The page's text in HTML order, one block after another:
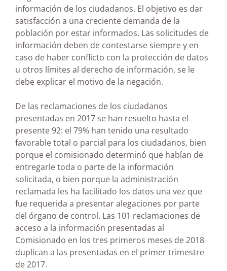
información de los ciudadanos. El objetivo es dar
satisfacción a una creciente demanda de la
población por estar informados. Las solicitudes de
información deben de contestarse siempre y en
caso de haber conflicto con la protección de datos
u otros límites al derecho de información, se le
debe explicar el motivo de la negación.
De las reclamaciones de los ciudadanos
presentadas en 2017 se han resuelto hasta el
presente 92: el 79% han tenido una resultado
favorable total o parcial para los ciudadanos, bien
porque el comisionado determinó que habían de
entregarle toda o parte de la información
solicitada, o bien porque la administración
reclamada les ha facilitado los datos una vez que
fue requerida a presentar alegaciones por parte
del órgano de control. Las 101 reclamaciones de
acceso a la información presentadas al
Comisionado en los tres primeros meses de 2018
duplican a las presentadas en el primer trimestre
de 2017.